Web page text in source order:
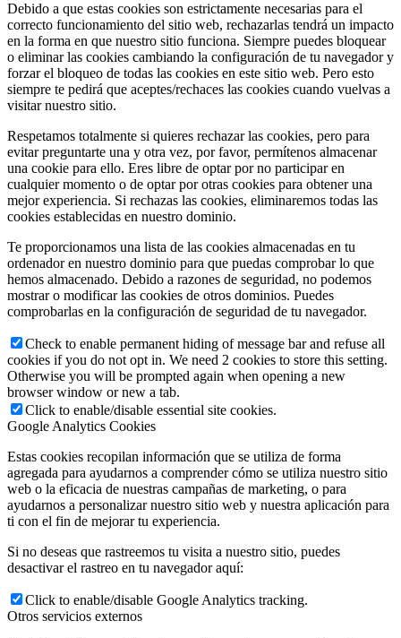
Debido a que estas cookies son estrictamente necesarias para el
correcto funcionamiento del sitio web, rechazarlas tendrá un impacto
en la forma en que nuestro sitio funciona. Siempre puedes bloquear
o eliminar las cookies cambiando la configuración de tu navegador y
forzar el bloqueo de todas las cookies en este sitio web. Pero esto
siempre te pedirá que aceptes/rechaces las cookies cuando vuelvas a
visitar nuestro sitio.
Respetamos totalmente si quieres rechazar las cookies, pero para
evitar preguntarte una y otra vez, por favor, permítenos almacenar
una cookie para ello. Eres libre de optar por no participar en
cualquier momento o de optar por otras cookies para obtener una
mejor experiencia. Si rechazas las cookies, eliminaremos todas las
cookies establecidas en nuestro dominio.
Te proporcionamos una lista de las cookies almacenadas en tu
ordenador en nuestro dominio para que puedas comprobar lo que
hemos almacenado. Debido a razones de seguridad, no podemos
mostrar o modificar las cookies de otros dominios. Puedes
comprobarlas en la configuración de seguridad de tu navegador.
Check to enable permanent hiding of message bar and refuse all
cookies if you do not opt in. We need 2 cookies to store this setting.
Otherwise you will be prompted again when opening a new
browser window or new a tab.
Click to enable/disable essential site cookies.
Google Analytics Cookies
Estas cookies recopilan información que se utiliza de forma
agregada para ayudarnos a comprender cómo se utiliza nuestro sitio
web o la eficacia de nuestras campañas de marketing, o para
ayudarnos a personalizar nuestro sitio web y nuestra aplicación para
ti con el fin de mejorar tu experiencia.
Si no deseas que rastreemos tu visita a nuestro sitio, puedes
desactivar el rastreo en tu navegador aquí:
Click to enable/disable Google Analytics tracking.
Otros servicios externos